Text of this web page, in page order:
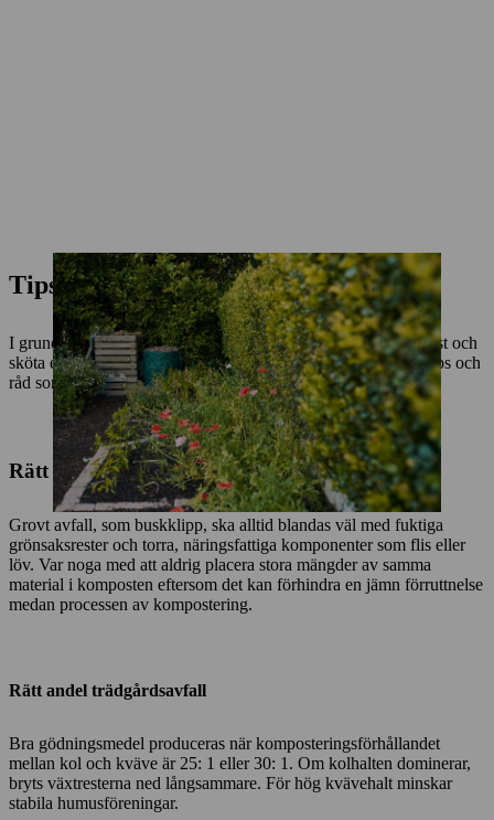
Tips och råd för kompostskötsel
I grund och botten är det väldigt enkelt att bygga egen kompost och
sköta en komposthög. Det finns dock ändå några värdefulla tips och
råd som gör humusen särskilt användbar.
Rätt blandning av komposten
Grovt avfall, som buskklipp, ska alltid blandas väl med fuktiga
grönsaksrester och torra, näringsfattiga komponenter som flis eller
löv. Var noga med att aldrig placera stora mängder av samma
material i komposten eftersom det kan förhindra en jämn förruttnelse
medan processen av kompostering.
Rätt andel trädgårdsavfall
Bra gödningsmedel produceras när komposteringsförhållandet
mellan kol och kväve är 25: 1 eller 30: 1. Om kolhalten dominerar,
bryts växtresterna ned långsammare. För hög kvävehalt minskar
stabila humusföreningar.